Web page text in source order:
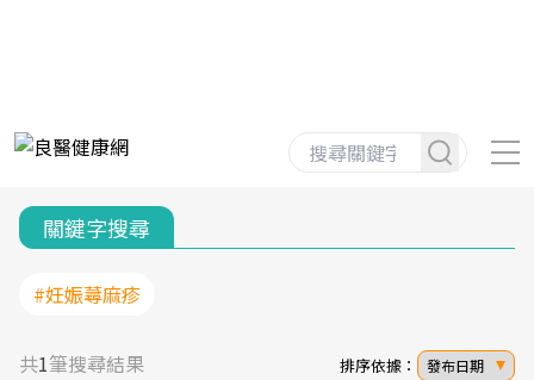
關鍵字搜尋
#妊娠蕁麻疹
共1筆搜尋結果 排序依據： 發布日期